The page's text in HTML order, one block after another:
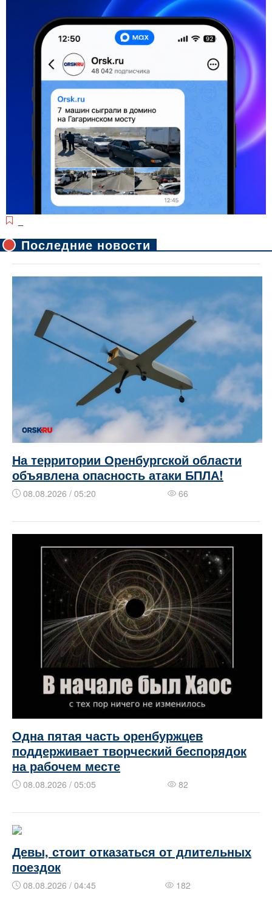
Последние новости
На территории Оренбургской области
объявлена опасность атаки БПЛА!
08.08.2026 / 05:20 66
Одна пятая часть оренбуржцев
поддерживает творческий беспорядок
на рабочем месте
08.08.2026 / 05:05 82
Девы, стоит отказаться от длительных
поездок
08.08.2026 / 04:45 182